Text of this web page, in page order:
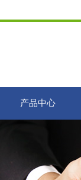
产品中心